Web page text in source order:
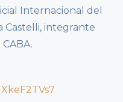
Internacional del
Castelli, integrante